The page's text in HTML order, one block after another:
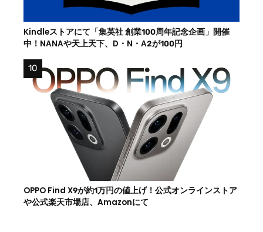
Kindleストアにて「集英社 創業100周年記念企画」開催
中！NANAや天上天下、D・N・A2が100円
OPPO Find X9が約1万円の値上げ！公式オンラインストア
や公式楽天市場店、Amazonにて